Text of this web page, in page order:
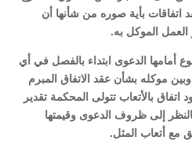
اتفاقات بأية صوره من شأنها أن
الموكل به.
أمامها الدعوى ابتداء بالفصل في أي
موكله بشأن عقد الاتفاق المبرم
بالأتعاب تتولى المحكمة تقدير
إلى ظروف الدعوى وقيمتها
مع أتعاب المثل.